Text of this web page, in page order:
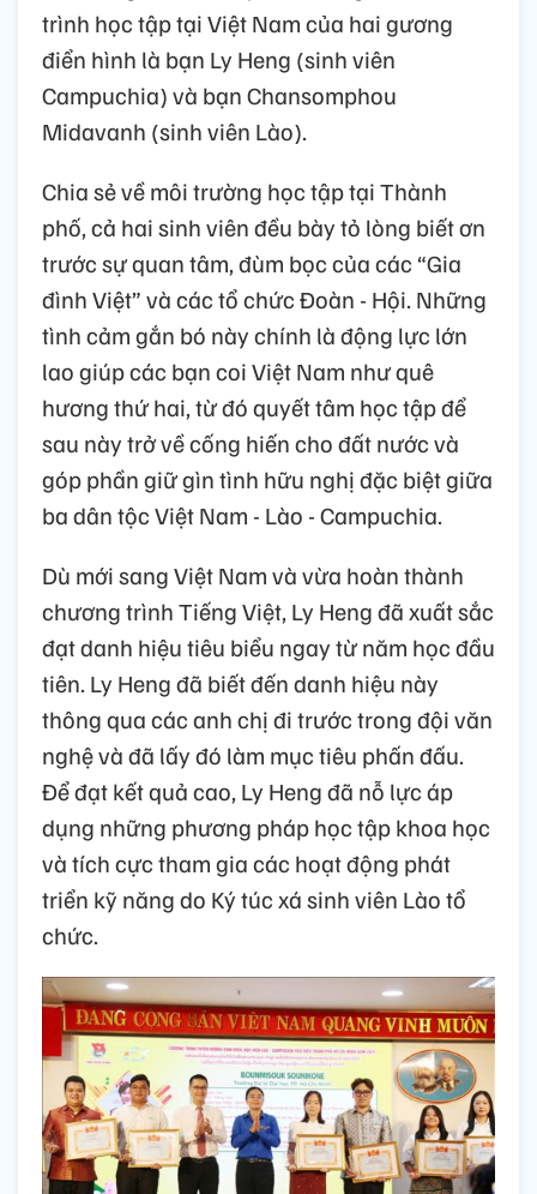
trình học tập tại Việt Nam của hai gương
điển hình là bạn Ly Heng (sinh viên
Campuchia) và bạn Chansomphou
Midavanh (sinh viên Lào).
Chia sẻ về môi trường học tập tại Thành
phố, cả hai sinh viên đều bày tỏ lòng biết ơn
trước sự quan tâm, đùm bọc của các “Gia
đình Việt” và các tổ chức Đoàn - Hội. Những
tình cảm gắn bó này chính là động lực lớn
lao giúp các bạn coi Việt Nam như quê
hương thứ hai, từ đó quyết tâm học tập để
sau này trở về cống hiến cho đất nước và
góp phần giữ gìn tình hữu nghị đặc biệt giữa
ba dân tộc Việt Nam - Lào - Campuchia.
Dù mới sang Việt Nam và vừa hoàn thành
chương trình Tiếng Việt, Ly Heng đã xuất sắc
đạt danh hiệu tiêu biểu ngay từ năm học đầu
tiên. Ly Heng đã biết đến danh hiệu này
thông qua các anh chị đi trước trong đội văn
nghệ và đã lấy đó làm mục tiêu phấn đấu.
Để đạt kết quả cao, Ly Heng đã nỗ lực áp
dụng những phương pháp học tập khoa học
và tích cực tham gia các hoạt động phát
triển kỹ năng do Ký túc xá sinh viên Lào tổ
chức.